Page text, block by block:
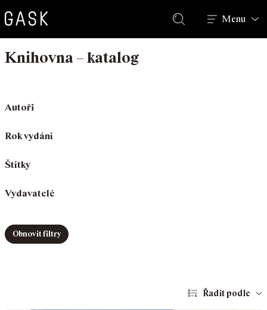
Hledat
Menu
Knihovna – katalog
Autoři
Rok vydání
Štítky
Vydavatelé
Obnovit filtry
Řadit podle